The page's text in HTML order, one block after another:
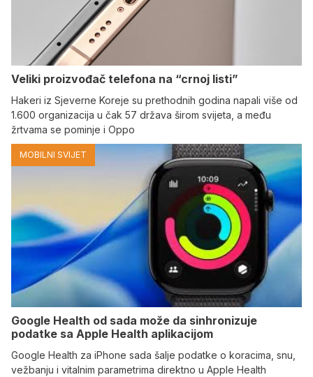
Veliki proizvođač telefona na “crnoj listi”
Hakeri iz Sjeverne Koreje su prethodnih godina napali više od
1.600 organizacija u čak 57 država širom svijeta, a među
žrtvama se pominje i Oppo
MOBILNI SVIJET
Google Health od sada može da sinhronizuje
podatke sa Apple Health aplikacijom
Google Health za iPhone sada šalje podatke o koracima, snu,
vežbanju i vitalnim parametrima direktno u Apple Health